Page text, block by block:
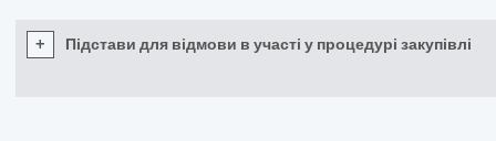
+ Підстави для відмови в участі у процедурі закупівлі